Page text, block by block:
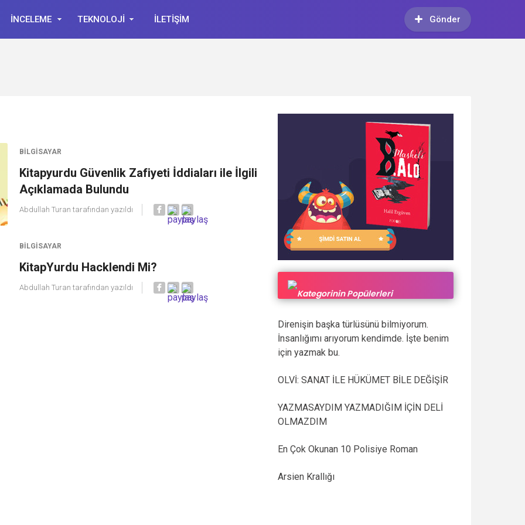
İNCELEME TEKNOLOJİ İLETİŞİM Gönder
BILGISAYAR
Kitapyurdu Güvenlik Zafiyeti İddiaları ile İlgili
Açıklamada Bulundu
Abdullah Turan tarafından yazıldı
BILGISAYAR
KitapYurdu Hacklendi Mi?
Abdullah Turan tarafından yazıldı
KATEGORİNİN POPÜLERLERİ
Direnişin başka türlüsünü bilmiyorum.
İnsanlığımı arıyorum kendimde. İşte benim
için yazmak bu.
OLVİ: SANAT İLE HÜKÜMET BİLE DEĞİŞİR
YAZMASAYDIM YAZMADIĞIM İÇİN DELİ
OLMAZDIM
En Çok Okunan 10 Polisiye Roman
Arsien Krallığı